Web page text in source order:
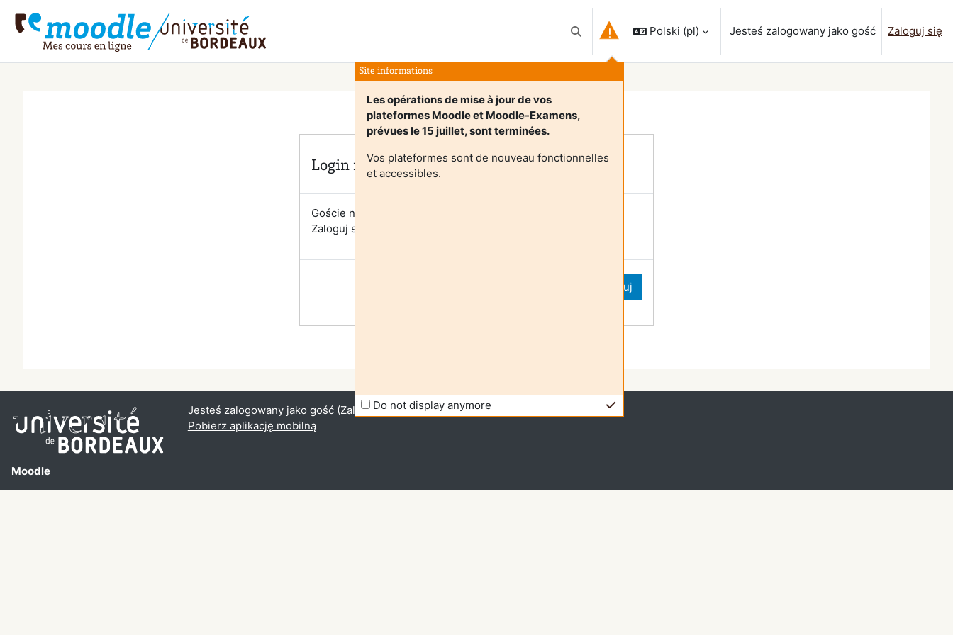
Przełącznik wyszukiwarki
Site informations
Les opérations de mise à jour de vos
plateformes Moodle et Moodle-Examens,
prévues le 15 juillet, sont terminées.
Vos plateformes sont de nouveau fonctionnelles
et accessibles.
Do not display anymore
Polski ‎(pl)‎ Jesteś zalogowany jako gość Zaloguj się
Login required
Goście nie mogą uzyskać dostępu do profili użytkowników.
Zaloguj się na swoje konto, aby kontynuować.
Kontynuuj
Moodle
Jesteś zalogowany jako gość (Zaloguj się)
Pobierz aplikację mobilną